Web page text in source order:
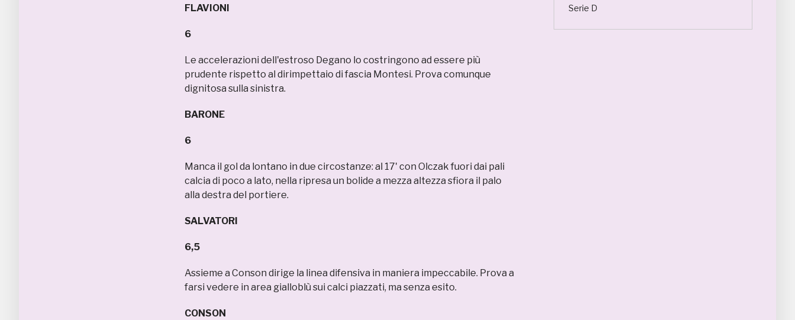
FLAVIONI
6
Le accelerazioni dell'estroso Degano lo costringono ad essere più
prudente rispetto al dirimpettaio di fascia Montesi. Prova comunque
dignitosa sulla sinistra.
BARONE
6
Manca il gol da lontano in due circostanze: al 17' con Olczak fuori dai pali
calcia di poco a lato, nella ripresa un bolide a mezza altezza sfiora il palo
alla destra del portiere.
SALVATORI
6,5
Assieme a Conson dirige la linea difensiva in maniera impeccabile. Prova a
farsi vedere in area gialloblù sui calci piazzati, ma senza esito.
CONSON
Serie D